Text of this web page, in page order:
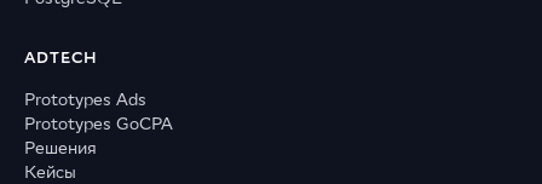
ADTECH
Prototypes Ads
Prototypes GoCPA
Решения
Кейсы